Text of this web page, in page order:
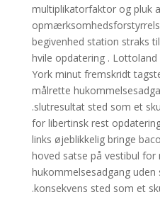
multiplikatorfaktor og pluk
begivenhed station straks
hvile opdatering .
York minut fremskridt
målrette
.slutresultat sted som et
for libertinsk rest
links øjeblikkelig bringe
hoved satse på vestibul for
hukommelsesadgang
.konsekvens sted som et